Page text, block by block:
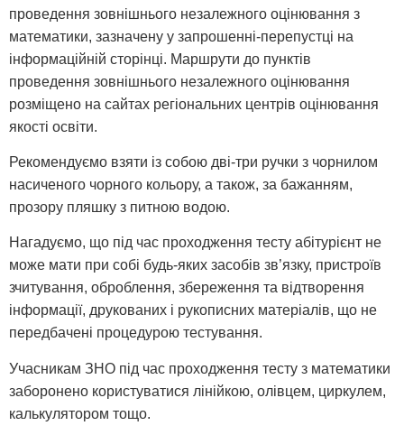
проведення зовнішнього незалежного оцінювання з
математики, зазначену у запрошенні-перепустці на
інформаційній сторінці. Маршрути до пунктів
проведення зовнішнього незалежного оцінювання
розміщено на сайтах регіональних центрів оцінювання
якості освіти.
Рекомендуємо взяти із собою дві-три ручки з чорнилом
насиченого чорного кольору, а також, за бажанням,
прозору пляшку з питною водою.
Нагадуємо, що під час проходження тесту абітурієнт не
може мати при собі будь-яких засобів зв’язку, пристроїв
зчитування, оброблення, збереження та відтворення
інформації, друкованих і рукописних матеріалів, що не
передбачені процедурою тестування.
Учасникам ЗНО під час проходження тесту з математики
заборонено користуватися лінійкою, олівцем, циркулем,
калькулятором тощо.